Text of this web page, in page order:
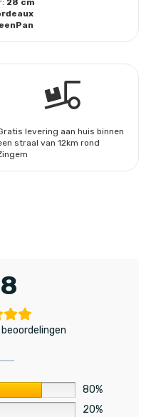
levering aan huis binnen
straal van 12km rond
80%
20%